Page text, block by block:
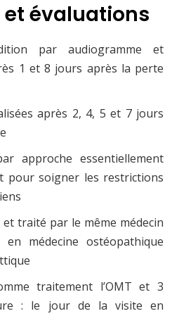
évaluations
par audiogramme et
1 et 8 jours après la perte
après 2, 4, 5 et 7 jours
approche essentiellement
pour soigner les restrictions
traité par le même médecin
médecine ostéopathique
traitement l’OMT et 3
: le jour de la visite en